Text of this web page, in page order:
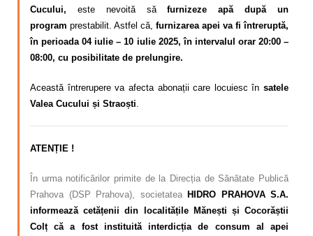
Cucului, este nevoită săfurnizeze apă după un
program prestabilit. Astfel că, furnizarea apei va fi întreruptă,
în perioada 04 iulie – 10 iulie 2025, în intervalul orar 20:00 –
08:00, cu posibilitate de prelungire.
Această întrerupere va afecta abonații care locuiesc în satele
Valea Cucului și Straoști.
ATENȚIE !
În urma notificărilor primite de la Direcția de Sănătate Publică
Prahova (DSP Prahova), societatea HIDRO PRAHOVA S.A.
informează cetățenii din localitățile Mănești și Cocorăștii
Colț că a fost instituită interdicția de consum al apei